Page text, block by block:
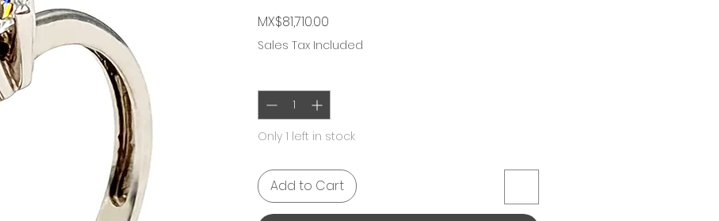
MX$81,710.00Price
Sales Tax Included
Only 1 left in stock
Add to Cart